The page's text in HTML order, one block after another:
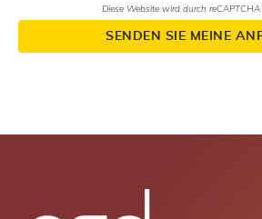
Diese Website wird durch reCAPTCHA
SENDEN SIE MEINE